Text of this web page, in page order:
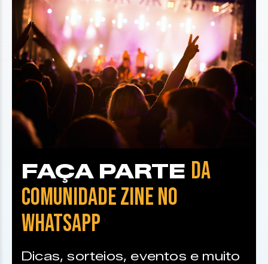
FAÇA PARTE DA
COMUNIDADE ZINE NO
WHATSAPP
Dicas, sorteios, eventos e muito